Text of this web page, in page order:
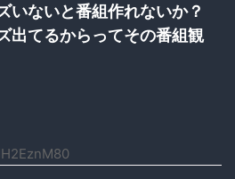
いないと番組作れないか？
出てるからってその番組観